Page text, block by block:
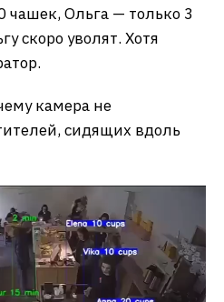
чашек, Ольга — только 3
скоро уволят. Хотя
камера не
сидящих вдоль